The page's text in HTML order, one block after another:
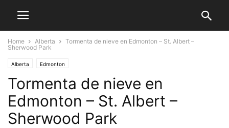
Home Alberta
Tormenta de nieve en Edmonton – St. Albert –
Sherwood Park
Alberta Edmonton
Tormenta de nieve en
Edmonton – St. Albert –
Sherwood Park